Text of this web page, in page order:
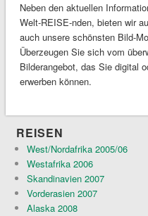
Neben den aktuellen
Welt-REISE-nden, bieten wir
auch unsere schönsten Bild-
Überzeugen Sie sich vom
Bilderangebot, das Sie digital
erwerben können.
REISEN
West/Nordafrika 2005/06
Westafrika 2006
Skandinavien 2007
Vorderasien 2007
Alaska 2008